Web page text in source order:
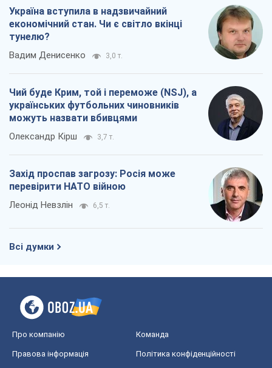
Україна вступила в надзвичайний
економічний стан. Чи є світло вкінці
тунелю?
Вадим Денисенко 3,0 т.
Чий буде Крим, той і переможе (NSJ), а
українських футбольних чиновників
можуть назвати вбивцями
Олександр Кірш 3,7 т.
Захід проспав загрозу: Росія може
перевірити НАТО війною
Леонід Невзлін 6,5 т.
Всі думки
Про компанію Команда
Правова інформація Політика конфіденційності